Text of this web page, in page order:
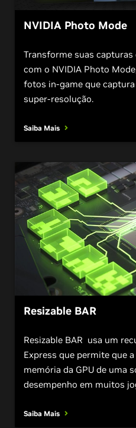
NVIDIA Photo Mode
Transforme suas
com o NVIDIA Photo
fotos in-game que captura
super-resolução.
Saiba Mais
Resizable BAR
Resizable BAR usa um
Express que permite que
memória da GPU de uma
desempenho em muitos
Saiba Mais